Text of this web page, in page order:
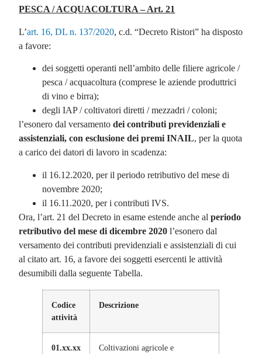
PESCA / ACQUACOLTURA – Art. 21
L’art. 16, DL n. 137/2020, c.d. “Decreto Ristori” ha disposto
a favore:
dei soggetti operanti nell’ambito delle filiere agricole /
pesca / acquacoltura (comprese le aziende produttrici
di vino e birra);
degli IAP / coltivatori diretti / mezzadri / coloni;
l’esonero dal versamentodei contributi previdenziali e
assistenziali, con esclusione dei premi INAIL, per la quota
a carico dei datori di lavoro in scadenza:
il 16.12.2020, per il periodo retributivo del mese di
novembre 2020;
il 16.11.2020, per i contributi IVS.
Ora, l’art. 21 del Decreto in esame estende anche alperiodo
retributivo del mese di dicembre 2020 l’esonero dal
versamento dei contributi previdenziali e assistenziali di cui
al citato art. 16, a favore dei soggetti esercenti le attività
desumibili dalla seguente Tabella.
Codice
attività
Descrizione
01.xx.xx
Coltivazioni agricole e